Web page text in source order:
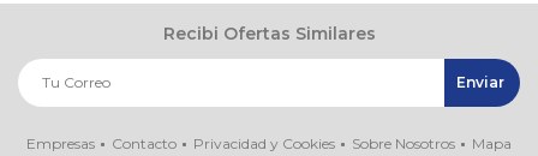
Recibi Ofertas Similares
Empresas Contacto Privacidad y Cookies Sobre Nosotros Mapa